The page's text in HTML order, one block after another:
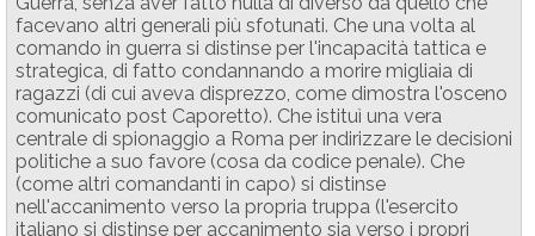
facevano altri generali più sfotunati. Che una volta al
comando in guerra si distinse per l'incapacità tattica e
strategica, di fatto condannando a morire migliaia di
ragazzi (di cui aveva disprezzo, come dimostra l'osceno
comunicato post Caporetto). Che istituì una vera
centrale di spionaggio a Roma per indirizzare le decisioni
politiche a suo favore (cosa da codice penale). Che
(come altri comandanti in capo) si distinse
nell'accanimento verso la propria truppa (l'esercito
italiano si distinse per accanimento sia verso i propri